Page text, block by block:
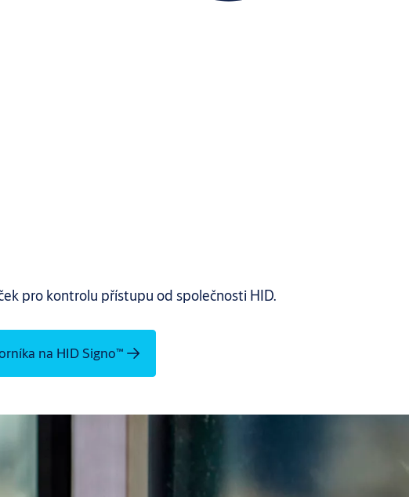
pro kontrolu přístupu od společnosti HID.
na HID Signo™